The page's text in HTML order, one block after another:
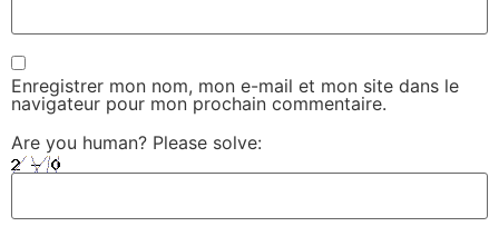
Enregistrer mon nom, mon e-mail et mon site dans le
navigateur pour mon prochain commentaire.
Are you human? Please solve: